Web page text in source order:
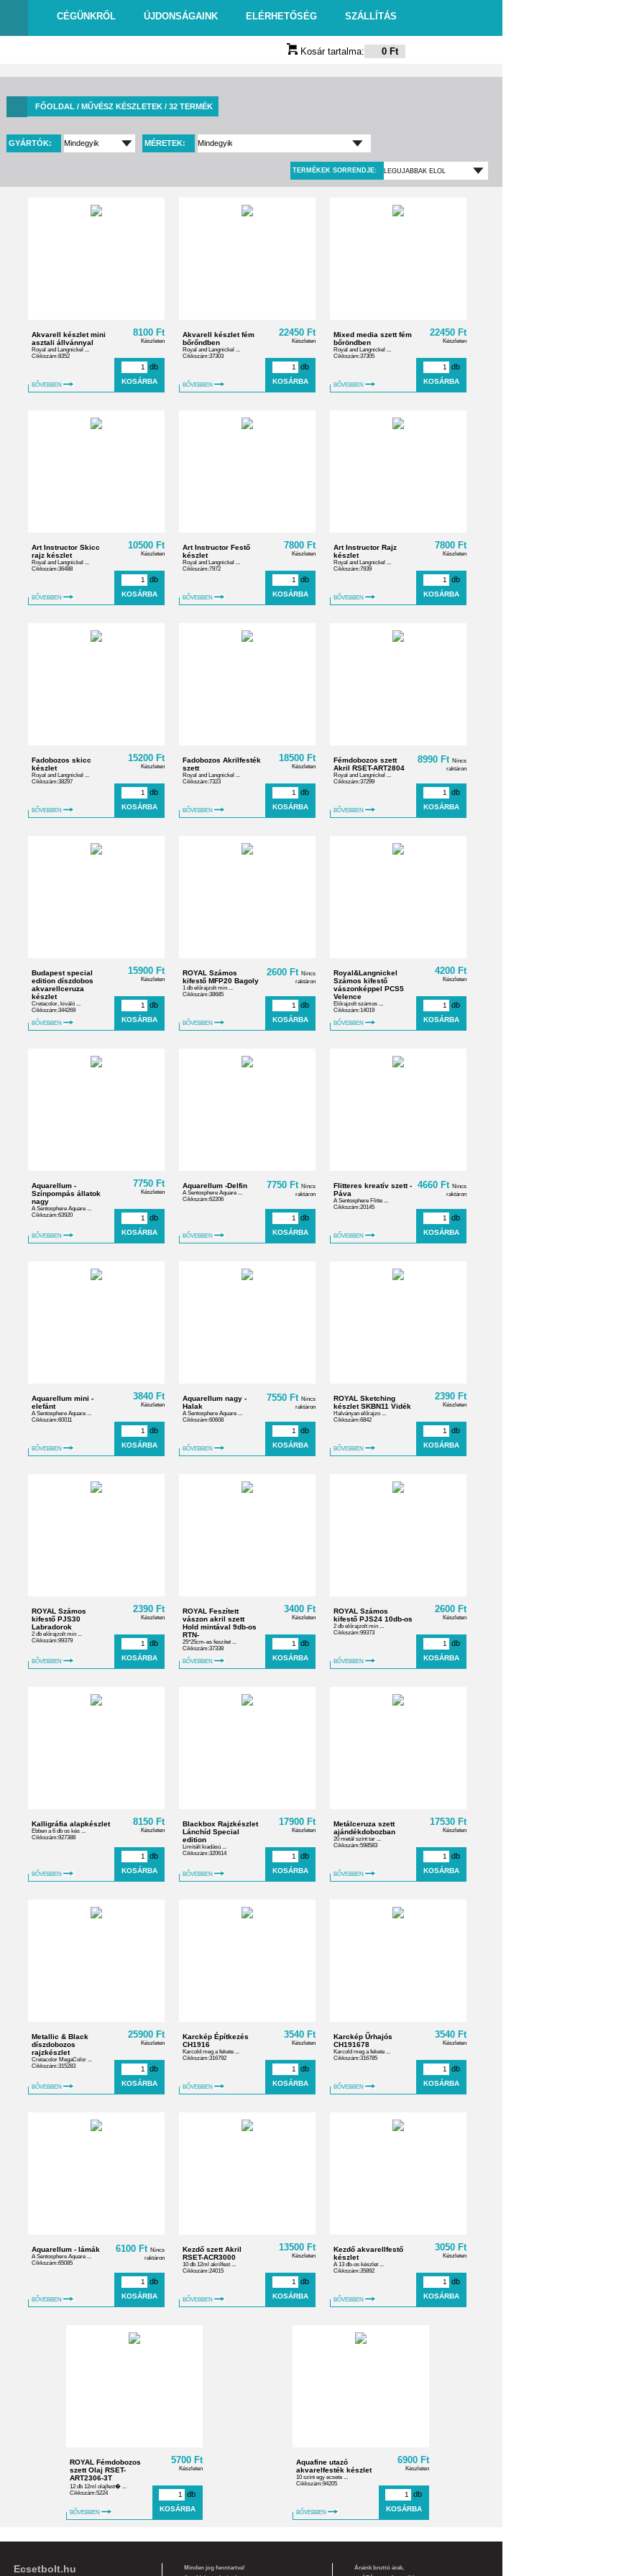
CÉGÜNKRŐL ÚJDONSÁGAINK ELÉRHETŐSÉG SZÁLLÍTÁS
Kosár tartalma: 0 Ft
FŐOLDAL / MŰVÉSZ KÉSZLETEK / 32 TERMÉK
GYÁRTÓK: MÉRETEK:
TERMÉKEK SORRENDJE:
Akvarell készlet mini
asztali állvánnyal
Royal and Langnickel ...
Cikkszám:8352
BŐVEBBEN
8100 Ft
Készleten
db
Akvarell készlet fém
bőrőndben
Royal and Langnickel ...
Cikkszám:37303
BŐVEBBEN
22450 Ft
Készleten
db
Mixed media szett fém
bőröndben
Royal and Langnickel ...
Cikkszám:37305
BŐVEBBEN
22450 Ft
Készleten
db
Art Instructor Skicc
rajz készlet
Royal and Langnickel ...
Cikkszám:36488
BŐVEBBEN
10500 Ft
Készleten
db
Art Instructor Festő
készlet
Royal and Langnickel ...
Cikkszám:7972
BŐVEBBEN
7800 Ft
Készleten
db
Art Instructor Rajz
készlet
Royal and Langnickel ...
Cikkszám:7939
BŐVEBBEN
7800 Ft
Készleten
db
Fadobozos skicc
készlet
Royal and Langnickel ...
Cikkszám:38297
BŐVEBBEN
15200 Ft
Készleten
db
Fadobozos Akrilfesték
szett
Royal and Langnickel ...
Cikkszám:7323
BŐVEBBEN
18500 Ft
Készleten
db
Fémdobozos szett
Akril RSET-ART2804
Royal and Langnickel ...
Cikkszám:37299
BŐVEBBEN
8990 Ft Nincs
raktáron
db
Budapest special
edition díszdobos
akvarellceruza
készlet
Cretacolor, kiváló ...
Cikkszám:344269
BŐVEBBEN
15900 Ft
Készleten
db
ROYAL Számos
kifestő MFP20 Bagoly
1 db előrajzolt min ...
Cikkszám:38685
BŐVEBBEN
2600 Ft Nincs
raktáron
db
Royal&Langnickel
Számos kifestő
vászonképpel PCS5
Velence
Előrajzolt számos ...
Cikkszám:14019
BŐVEBBEN
4200 Ft
Készleten
db
Aquarellum -
Színpompás állatok
nagy
A Sentosphere Aquare ...
Cikkszám:63920
BŐVEBBEN
7750 Ft
Készleten
db
Aquarellum -Delfin
A Sentosphere Aquare ...
Cikkszám:62206
BŐVEBBEN
7750 Ft Nincs
raktáron
db
Flitteres kreatív szett -
Páva
A Sentosphere Flitte ...
Cikkszám:20145
BŐVEBBEN
4660 Ft Nincs
raktáron
db
Aquarellum mini -
elefánt
A Sentosphere Aquare ...
Cikkszám:60011
BŐVEBBEN
3840 Ft
Készleten
db
Aquarellum nagy -
Halak
A Sentosphere Aquare ...
Cikkszám:60608
BŐVEBBEN
7550 Ft Nincs
raktáron
db
ROYAL Sketching
készlet SKBN11 Vidék
Halványan előrajzo ...
Cikkszám:6842
BŐVEBBEN
2390 Ft
Készleten
db
ROYAL Számos
kifestő PJS30
Labradorok
2 db előrajzolt min ...
Cikkszám:99379
BŐVEBBEN
2390 Ft
Készleten
db
ROYAL Feszített
vászon akril szett
Hold mintával 9db-os
RTN-
25*25cm-es feszítet ...
Cikkszám:37338
BŐVEBBEN
3400 Ft
Készleten
db
ROYAL Számos
kifestő PJS24 10db-os
2 db előrajzolt min ...
Cikkszám:99373
BŐVEBBEN
2600 Ft
Készleten
db
Kalligráfia alapkészlet
Ebben a 6 db os kés ...
Cikkszám:927388
BŐVEBBEN
8150 Ft
Készleten
db
Blackbox Rajzkészlet
Lánchíd Special
edition
Limitált kiadású ...
Cikkszám:320614
BŐVEBBEN
17900 Ft
Készleten
db
Metálceruza szett
ajándékdobozban
20 metál színt tar ...
Cikkszám:598583
BŐVEBBEN
17530 Ft
Készleten
db
Metallic & Black
díszdobozos
rajzkészlet
Cretacolor MegaColor ...
Cikkszám:315283
BŐVEBBEN
25900 Ft
Készleten
db
Karckép Építkezés
CH1916
Karcold meg a fekete ...
Cikkszám:316792
BŐVEBBEN
3540 Ft
Készleten
db
Karckép Űrhajós
CH191678
Karcold meg a fekete ...
Cikkszám:316785
BŐVEBBEN
3540 Ft
Készleten
db
Aquarellum - lámák
A Sentosphere Aquare ...
Cikkszám:65085
BŐVEBBEN
6100 Ft Nincs
raktáron
db
Kezdő szett Akril
RSET-ACR3000
10 db 12ml akrilfest ...
Cikkszám:24015
BŐVEBBEN
13500 Ft
Készleten
db
Kezdő akvarellfestő
készlet
A 13 db-os készlet ...
Cikkszám:35892
BŐVEBBEN
3050 Ft
Készleten
db
ROYAL Fémdobozos
szett Olaj RSET-
ART2306-3T
12 db 12ml olajfest� ...
Cikkszám:5224
BŐVEBBEN
5700 Ft
Készleten
db
Aquafine utazó
akvarelfesték készlet
10 színt egy ecsete ...
Cikkszám:94205
BŐVEBBEN
6900 Ft
Készleten
db
Ecsetbolt.hu
Minden jog fenntartva!
Áraink bruttó árak,